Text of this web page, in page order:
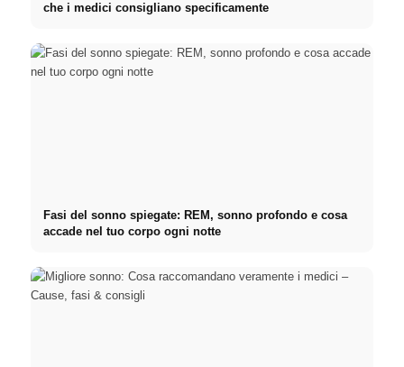
che i medici consigliano specificamente
Fasi del sonno spiegate: REM, sonno profondo e cosa
accade nel tuo corpo ogni notte